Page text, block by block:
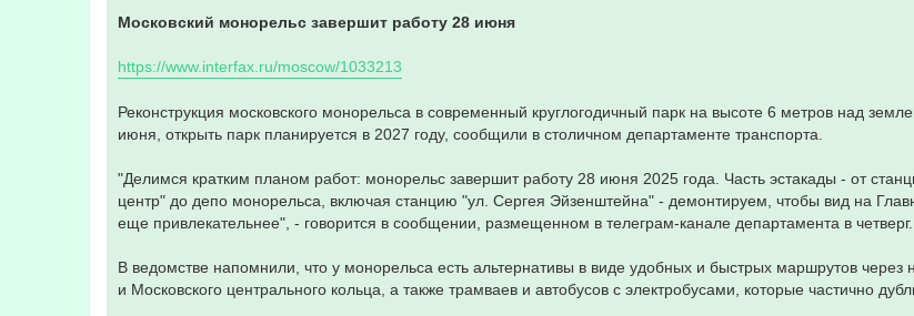
и
Московский монорельс завершит работу 28 июня
https://www.interfax.ru/moscow/1033213
Реконструкция московского монорельса в современный круглогодичный парк на высоте 6 метров над
июня, открыть парк планируется в 2027 году, сообщили в столичном департаменте транспорта.
"Делимся кратким планом работ: монорельс завершит работу 28 июня 2025 года. Часть эстакады - от
центр" до депо монорельса, включая станцию "ул. Сергея Эйзенштейна" - демонтируем, чтобы вид на
еще привлекательнее", - говорится в сообщении, размещенном в телеграм-канале департамента в четверг.
В ведомстве напомнили, что у монорельса есть альтернативы в виде удобных и быстрых маршрутов через
и Московского центрального кольца, а также трамваев и автобусов с электробусами, которые частично